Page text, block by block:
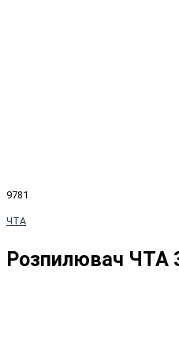
9781
ЧТА
Розпилювач ЧТА